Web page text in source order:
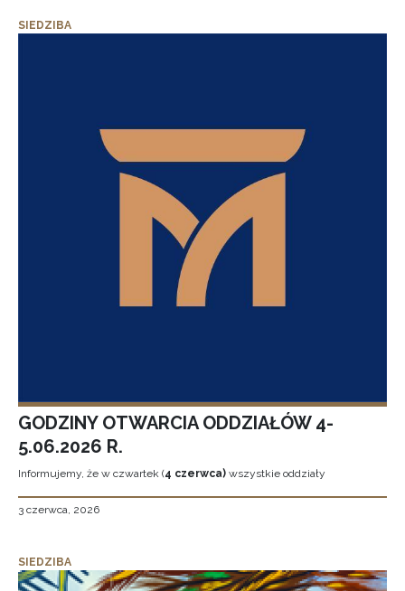
SIEDZIBA
GODZINY OTWARCIA ODDZIAŁÓW 4-
5.06.2026 R.
Informujemy, że w czwartek (4 czerwca) wszystkie oddziały
3 czerwca, 2026
SIEDZIBA